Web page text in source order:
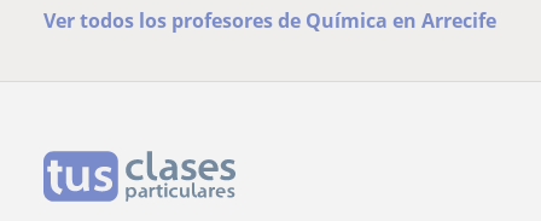
Ver todos los profesores de Química en Arrecife